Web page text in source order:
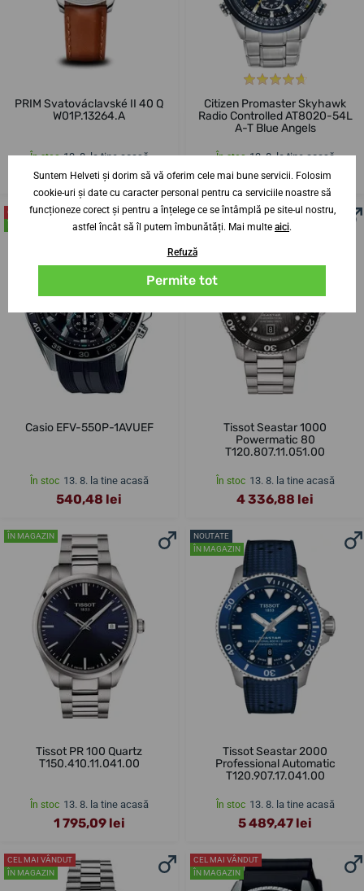
PRIM Svatováclavské II 40 Q
W01P.13264.A
În stoc 13. 8. la tine acasă
2 148,90 lei
Citizen Promaster Skyhawk
Radio Controlled AT8020-54L
A-T Blue Angels
În stoc 13. 8. la tine acasă
3 299,33 lei
CEL MAI VÂNDUT
Casio EFV-550P-1AVUEF
În stoc 13. 8. la tine acasă
540,48 lei
ÎN MAGAZIN
Tissot Seastar 1000
Powermatic 80
T120.807.11.051.00
În stoc 13. 8. la tine acasă
4 336,88 lei
ÎN MAGAZIN
Tissot PR 100 Quartz
T150.410.11.041.00
În stoc 13. 8. la tine acasă
1 795,09 lei
NOUTATE
ÎN MAGAZIN
Tissot Seastar 2000
Professional Automatic
T120.907.17.041.00
În stoc 13. 8. la tine acasă
5 489,47 lei
CEL MAI VÂNDUT
ÎN MAGAZIN
CEL MAI VÂNDUT
ÎN MAGAZIN
Suntem Helveti și dorim să vă oferim cele mai bune servicii. Folosim
cookie-uri și date cu caracter personal pentru ca serviciile noastre să
funcționeze corect și pentru a înțelege ce se întâmplă pe site-ul nostru,
astfel încât să îl putem îmbunătăți. Mai multe aici.
Refuză
Permite tot